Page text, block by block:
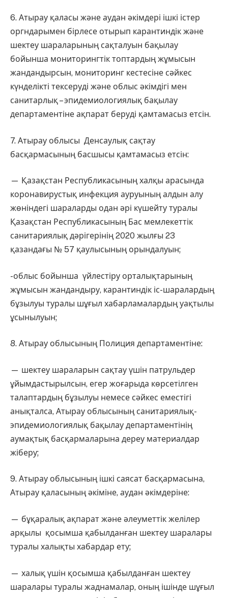
6. Атырау қаласы және аудан әкімдері ішкі істер
оргндарымен бірлесе отырып карантиндік және
шектеу шараларының сақталуын бақылау
бойынша мониторингтік топтардың жұмысын
жандандырсын, мониторинг кестесіне сәйкес
күнделікті тексеруді және облыс әкімдігі мен
санитарлық – эпидемиологиялық бақылау
департаментіне ақпарат беруді қамтамасыз етсін.
7. Атырау облысы Денсаулық сақтау
басқармасының басшысы қамтамасыз етсін:
— Қазақстан Республикасының халқы арасында
коронавирустық инфекция ауруының алдын алу
жөніндегі шараларды одан әрі күшейту туралы
Қазақстан Республикасының Бас мемлекеттік
санитариялық дәрігерінің 2020 жылғы 23
қазандағы № 57 қаулысының орындалуын;
-облыс бойынша үйлестіру орталықтарының
жұмысын жандандыру, карантиндік іс-шаралардың
бұзылуы туралы шұғыл хабарламалардың уақтылы
ұсынылуын;
8. Атырау облысының Полиция департаментіне:
— шектеу шараларын сақтау үшін патрульдер
ұйымдастырылсын, егер жоғарыда көрсетілген
талаптардың бұзылуы немесе сәйкес еместігі
анықталса, Атырау облысының санитариялық-
эпидемиологиялық бақылау департаментінің
аумақтық басқармаларына дереу материалдар
жіберу;
9. Атырау облысының ішкі саясат басқармасына,
Атырау қаласының әкіміне, аудан әкімдеріне:
— бұқаралық ақпарат және әлеуметтік желілер
арқылы қосымша қабылданған шектеу шаралары
туралы халықты хабардар ету;
— халық үшін қосымша қабылданған шектеу
шаралары туралы жаднамалар, оның ішінде шұғыл